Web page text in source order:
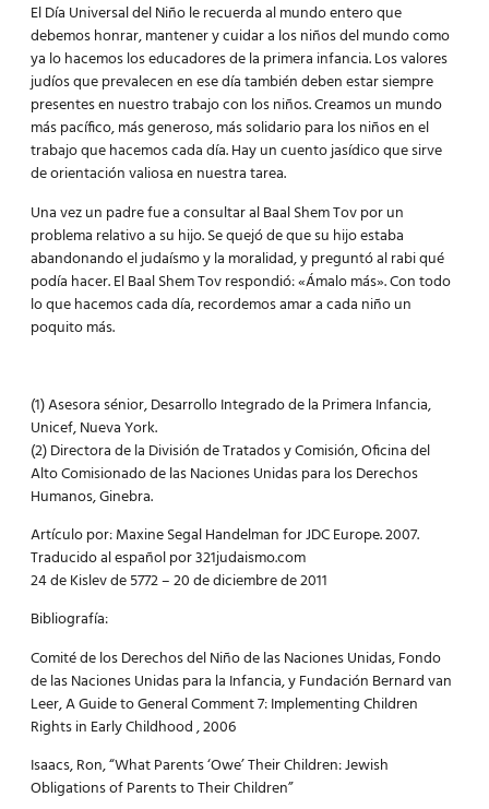
El Día Universal del Niño le recuerda al mundo entero que
debemos honrar, mantener y cuidar a los niños del mundo como
ya lo hacemos los educadores de la primera infancia. Los valores
judíos que prevalecen en ese día también deben estar siempre
presentes en nuestro trabajo con los niños. Creamos un mundo
más pacífico, más generoso, más solidario para los niños en el
trabajo que hacemos cada día. Hay un cuento jasídico que sirve
de orientación valiosa en nuestra tarea.
Una vez un padre fue a consultar al Baal Shem Tov por un
problema relativo a su hijo. Se quejó de que su hijo estaba
abandonando el judaísmo y la moralidad, y preguntó al rabi qué
podía hacer. El Baal Shem Tov respondió: «Ámalo más». Con todo
lo que hacemos cada día, recordemos amar a cada niño un
poquito más.
(1) Asesora sénior, Desarrollo Integrado de la Primera Infancia,
Unicef, Nueva York.
(2) Directora de la División de Tratados y Comisión, Oficina del
Alto Comisionado de las Naciones Unidas para los Derechos
Humanos, Ginebra.
Artículo por: Maxine Segal Handelman for JDC Europe. 2007.
Traducido al español por 321judaismo.com
24 de Kislev de 5772 – 20 de diciembre de 2011
Bibliografía:
Comité de los Derechos del Niño de las Naciones Unidas, Fondo
de las Naciones Unidas para la Infancia, y Fundación Bernard van
Leer, A Guide to General Comment 7: Implementing Children
Rights in Early Childhood , 2006
Isaacs, Ron, “What Parents ‘Owe’ Their Children: Jewish
Obligations of Parents to Their Children”